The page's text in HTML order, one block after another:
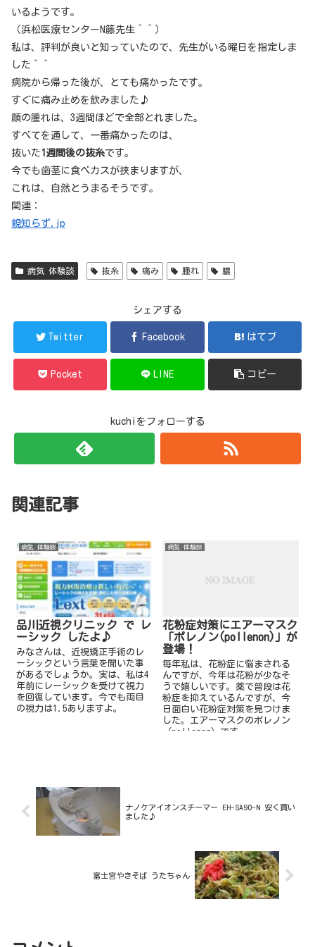
いるようです。
（浜松医療センターN籐先生＾＾）
私は、評判が良いと知っていたので、先生がいる曜日を指定しま
した＾＾
病院から帰った後が、とても痛かったです。
すぐに痛み止めを飲みました♪
顔の腫れは、3週間ほどで全部とれました。
すべてを通して、一番痛かったのは、
抜いた 1週間後の抜糸です。
今でも歯茎に食べカスが挟まりますが、
これは、自然とうまるそうです。
関連：
親知らず.jp
病気 体験談 抜糸 痛み 腫れ 膿
シェアする
Twitter Facebook はてブ
Pocket LINE コピー
kuchiをフォローする
関連記事
病気 体験談
品川近視クリニック で レ
ーシック したよ♪
みなさんは、近視矯正手術のレ
ーシックという言葉を聞いた事
があるでしょうか。実は、私は4
年前にレーシックを受けて視力
を回復しています。今でも両目
の視力は1.5ありますよ。
病気 体験談
花粉症対策にエアーマスク
「ポレノン(pollenon)」が
登場！
毎年私は、花粉症に悩まされる
んですが、今年は花粉が少なそ
うで嬉しいです。薬で普段は花
粉症を抑えているんですが、今
日面白い花粉症対策を見つけま
した。エアーマスクのポレノン
（pollenon）です。
ナノケアイオンスチーマー EH-SA90-N 安く買い
ました♪
富士宮やきそば うたちゃん